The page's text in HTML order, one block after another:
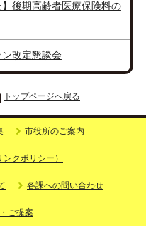
】後期高齢者医療保険料の
改定懇談会
トップページへ戻る
市役所のご案内
クポリシー）
各課への問い合わせ
ご提案